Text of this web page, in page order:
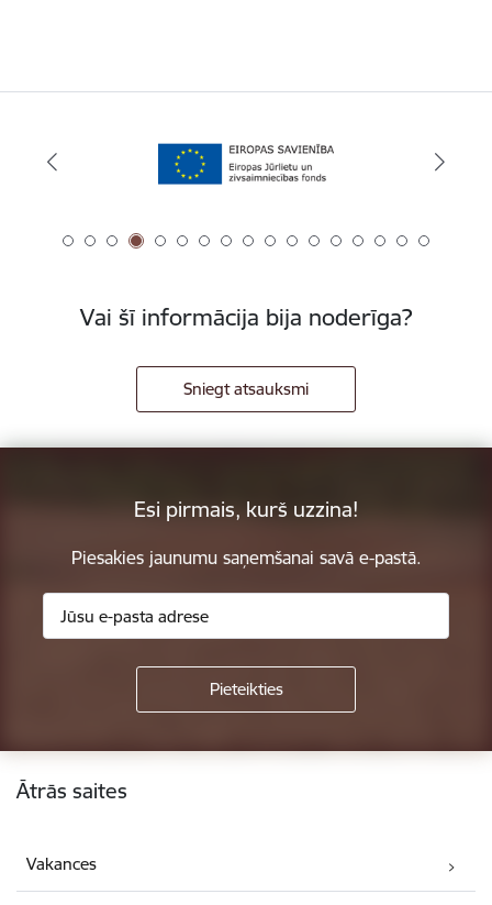
Vai šī informācija bija noderīga?
Sniegt atsauksmi
Esi pirmais, kurš uzzina!
Piesakies jaunumu saņemšanai savā e-pastā.
Kājene
Ātrās saites
Vakances